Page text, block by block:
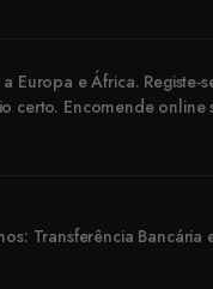
Europa e África. Registe-
certo. Encomende online
Transferência Bancária